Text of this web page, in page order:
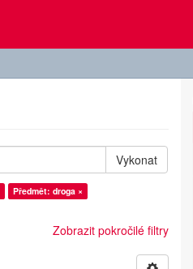
Vykonat
Předmět: droga ×
Zobrazit pokročilé filtry